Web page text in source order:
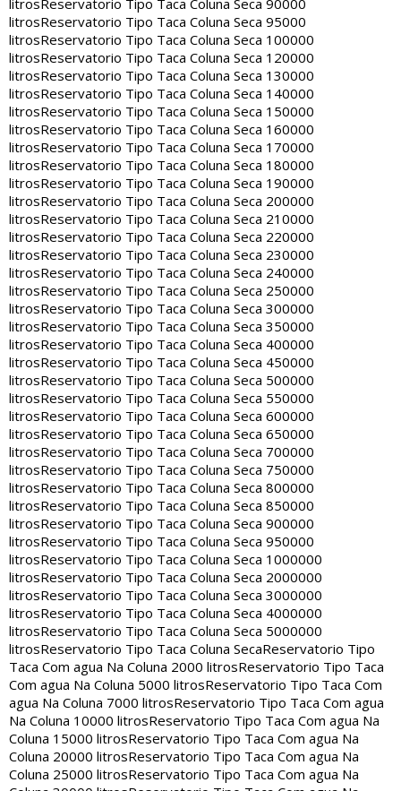
litrosReservatorio Tipo Taca Coluna Seca 90000
litrosReservatorio Tipo Taca Coluna Seca 95000
litrosReservatorio Tipo Taca Coluna Seca 100000
litrosReservatorio Tipo Taca Coluna Seca 120000
litrosReservatorio Tipo Taca Coluna Seca 130000
litrosReservatorio Tipo Taca Coluna Seca 140000
litrosReservatorio Tipo Taca Coluna Seca 150000
litrosReservatorio Tipo Taca Coluna Seca 160000
litrosReservatorio Tipo Taca Coluna Seca 170000
litrosReservatorio Tipo Taca Coluna Seca 180000
litrosReservatorio Tipo Taca Coluna Seca 190000
litrosReservatorio Tipo Taca Coluna Seca 200000
litrosReservatorio Tipo Taca Coluna Seca 210000
litrosReservatorio Tipo Taca Coluna Seca 220000
litrosReservatorio Tipo Taca Coluna Seca 230000
litrosReservatorio Tipo Taca Coluna Seca 240000
litrosReservatorio Tipo Taca Coluna Seca 250000
litrosReservatorio Tipo Taca Coluna Seca 300000
litrosReservatorio Tipo Taca Coluna Seca 350000
litrosReservatorio Tipo Taca Coluna Seca 400000
litrosReservatorio Tipo Taca Coluna Seca 450000
litrosReservatorio Tipo Taca Coluna Seca 500000
litrosReservatorio Tipo Taca Coluna Seca 550000
litrosReservatorio Tipo Taca Coluna Seca 600000
litrosReservatorio Tipo Taca Coluna Seca 650000
litrosReservatorio Tipo Taca Coluna Seca 700000
litrosReservatorio Tipo Taca Coluna Seca 750000
litrosReservatorio Tipo Taca Coluna Seca 800000
litrosReservatorio Tipo Taca Coluna Seca 850000
litrosReservatorio Tipo Taca Coluna Seca 900000
litrosReservatorio Tipo Taca Coluna Seca 950000
litrosReservatorio Tipo Taca Coluna Seca 1000000
litrosReservatorio Tipo Taca Coluna Seca 2000000
litrosReservatorio Tipo Taca Coluna Seca 3000000
litrosReservatorio Tipo Taca Coluna Seca 4000000
litrosReservatorio Tipo Taca Coluna Seca 5000000
litrosReservatorio Tipo Taca Coluna SecaReservatorio Tipo
Taca Com agua Na Coluna 2000 litrosReservatorio Tipo Taca
Com agua Na Coluna 5000 litrosReservatorio Tipo Taca Com
agua Na Coluna 7000 litrosReservatorio Tipo Taca Com agua
Na Coluna 10000 litrosReservatorio Tipo Taca Com agua Na
Coluna 15000 litrosReservatorio Tipo Taca Com agua Na
Coluna 20000 litrosReservatorio Tipo Taca Com agua Na
Coluna 25000 litrosReservatorio Tipo Taca Com agua Na